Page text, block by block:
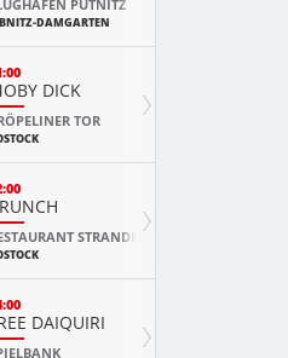
PÜTNITZ
DAMGARTEN
DICK
TOR
STRANDE
DAIQUIRI